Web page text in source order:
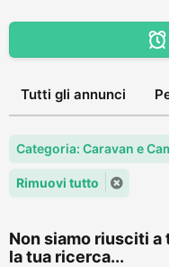
Tutti gli annunci
Categoria: Caravan e
Rimuovi tutto
Non siamo riusciti
la tua ricerca...